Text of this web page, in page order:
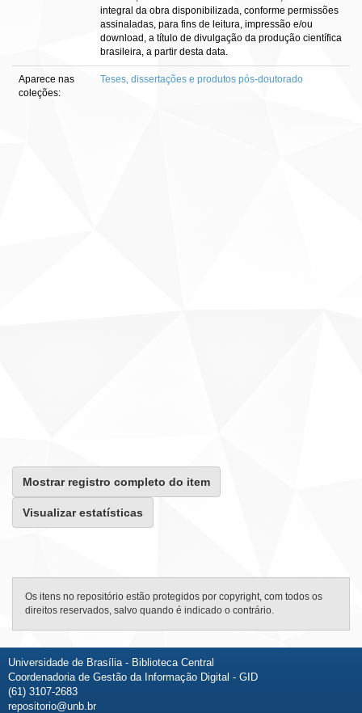
integral da obra disponibilizada, conforme permissões
assinaladas, para fins de leitura, impressão e/ou
download, a título de divulgação da produção científica
brasileira, a partir desta data.
Aparece nas
coleções:
Teses, dissertações e produtos pós-doutorado
Mostrar registro completo do item
Visualizar estatísticas
Os itens no repositório estão protegidos por copyright, com todos os
direitos reservados, salvo quando é indicado o contrário.
Universidade de Brasília - Biblioteca Central
Coordenadoria de Gestão da Informação Digital - GID
(61) 3107-2683
repositorio@unb.br